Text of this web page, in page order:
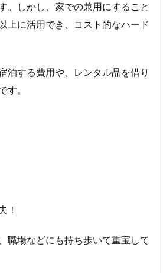
。しかし、家での兼用にすること
上に活用でき、コスト的なハード
泊する費用や、レンタル品を借り
す。
！
職場などにも持ち歩いて重宝して